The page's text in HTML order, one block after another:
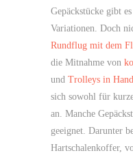
Gepäckstücke gibt
Variationen. Doch
Rundflug mit dem
die Mitnahme von
und Trolleys in
sich sowohl für
an. Manche
geeignet. Darunter
Hartschalenkoffer,